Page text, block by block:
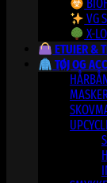
VG
X-
ETUIER &
TØJ OG